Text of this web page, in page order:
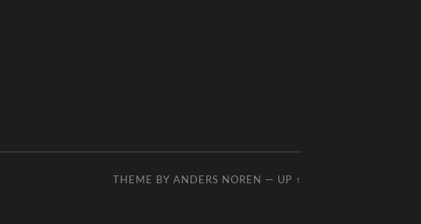
THEME BY ANDERS NOREN — UP ↑